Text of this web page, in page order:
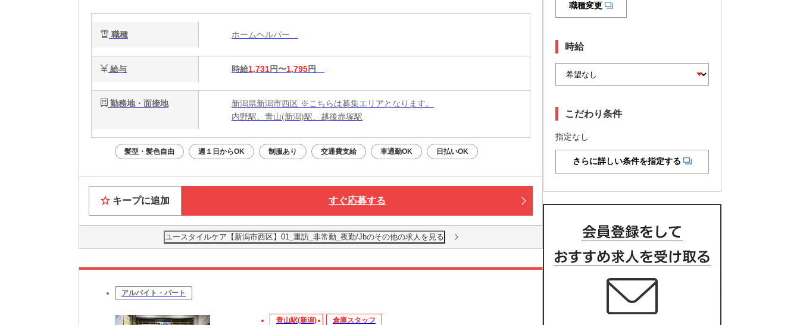
職種 ホームヘルパー
給与 時給1,731円〜1,795円
勤務地・面接地
新潟県新潟市西区 ※こちらは募集エリアとなります。
内野駅、青山(新潟)駅、越後赤塚駅
髪型・髪色自由 週１日からOK 制服あり 交通費支給 車通勤OK 日払いOK
キープに追加 すぐ応募する
ユースタイルケア【新潟市西区】01_重訪_非常勤_夜勤/Jbのその他の求人を見る
アルバイト・パート
青山駅(新潟) 倉庫スタッフ
職種変更
時給
こだわり条件
指定なし
さらに詳しい条件を指定する